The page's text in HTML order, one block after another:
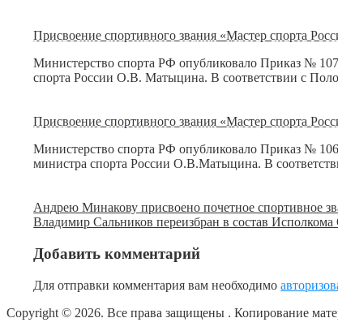
Присвоение спортивного звания «Мастер спорта
Министерство спорта РФ опубликовало Приказ №
спорта России О.В. Матыцина. В соответствии с
Присвоение спортивного звания «Мастер спорта
Министерство спорта РФ опубликовало Приказ №
министра спорта России О.В.Матыцина. В
Андрею Минакову присвоено почетное спортивное
Владимир Сальников переизбран в состав
Добавить комментарий
Для отправки комментария вам необходимо
Copyright © 2026. Все права защищены . Копирование